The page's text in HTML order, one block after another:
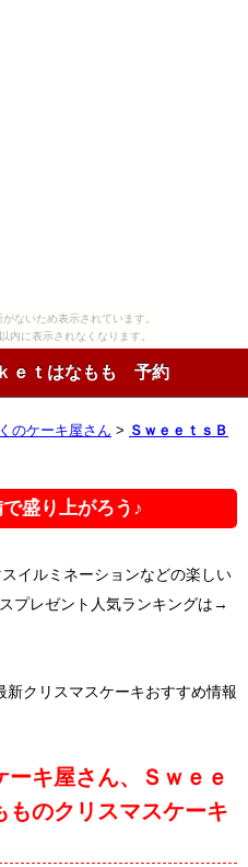
ないため表示されています。
内に表示されなくなります。
ｅｔはなもも 予約
のケーキ屋さん > ＳｗｅｅｔｓＢ
盛り上がろう♪
イルミネーションなどの楽しい
プレゼント人気ランキングは→
新クリスマスケーキおすすめ情報
キ屋さん、Ｓｗｅｅ
ものクリスマスケーキ